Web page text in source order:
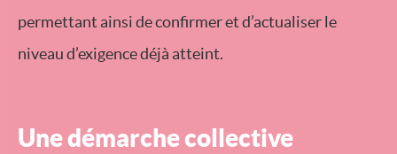
permettant ainsi de confirmer et d’actualiser le
niveau d’exigence déjà atteint.
Une démarche collective